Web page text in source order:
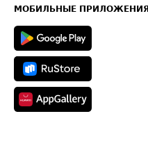
Техническая информация
МОБИЛЬНЫЕ ПРИЛОЖЕНИЯ